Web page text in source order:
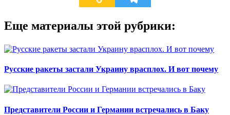
Еще материалы этой рубрики:
Русские ракеты застали Украину врасплох. И вот почему
Представители России и Германии встречались в Баку